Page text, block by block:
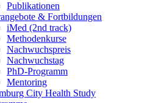
Publikationen
& Fortbildungen
iMed (2nd track)
Methodenkurse
Nachwuchspreis
Nachwuchstag
PhD-Programm
Mentoring
City Health Study